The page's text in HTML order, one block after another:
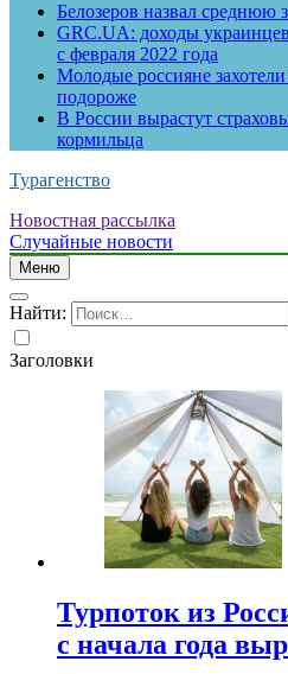
Белозеров назвал среднюю
GRC.UA: доходы
с февраля 2022 года
Молодые россияне
подороже
В России вырастут
кормильца
Турагенство
Новостная рассылка
Случайные новости
Меню
Найти:
Заголовки
Турпоток из
с начала года